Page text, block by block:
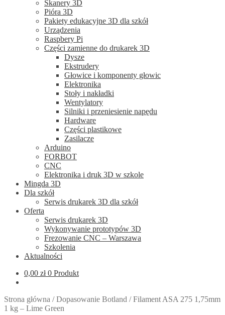
Skanery 3D
Pióra 3D
Pakiety edukacyjne 3D dla szkół
Urządzenia
Raspbery Pi
Części zamienne do drukarek 3D
Dysze
Ekstrudery
Głowice i komponenty głowic
Elektronika
Stoły i nakładki
Wentylatory
Silniki i przeniesienie napędu
Hardware
Części plastikowe
Zasilacze
Arduino
FORBOT
CNC
Elektronika i druk 3D w szkole
Mingda 3D
Dla szkół
Serwis drukarek 3D dla szkół
Oferta
Serwis drukarek 3D
Wykonywanie prototypów 3D
Frezowanie CNC – Warszawa
Szkolenia
Aktualności
0,00 zł 0 Produkt
Strona główna /Dopasowanie Botland /Filament ASA 275 1,75mm
1 kg – Lime Green